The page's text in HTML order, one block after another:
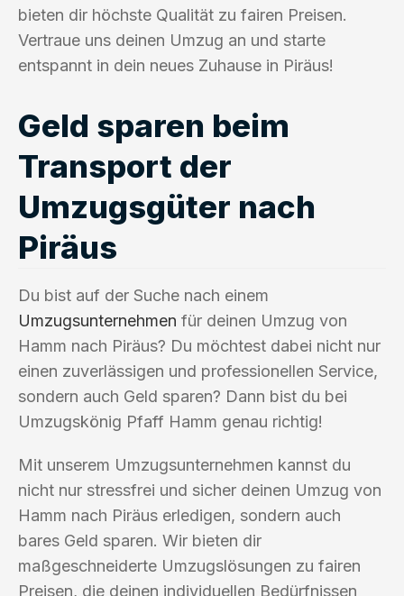
bieten dir höchste Qualität zu fairen Preisen.
Vertraue uns deinen Umzug an und starte
entspannt in dein neues Zuhause in Piräus!
Geld sparen beim
Transport der
Umzugsgüter nach
Piräus
Du bist auf der Suche nach einem
Umzugsunternehmen für deinen Umzug von
Hamm nach Piräus? Du möchtest dabei nicht nur
einen zuverlässigen und professionellen Service,
sondern auch Geld sparen? Dann bist du bei
Umzugskönig Pfaff Hamm genau richtig!
Mit unserem Umzugsunternehmen kannst du
nicht nur stressfrei und sicher deinen Umzug von
Hamm nach Piräus erledigen, sondern auch
bares Geld sparen. Wir bieten dir
maßgeschneiderte Umzugslösungen zu fairen
Preisen, die deinen individuellen Bedürfnissen